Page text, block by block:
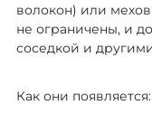
волокон) или
не ограничены, и
соседкой и
Как они появляется: